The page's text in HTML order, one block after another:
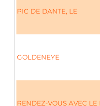
PIC DE DANTE, LE
GOLDENEYE
RENDEZ-VOUS AVEC LE